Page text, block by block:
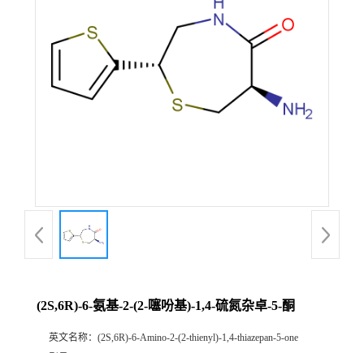
(2S,6R)-6-氨基-2-(2-噻吩基)-1,4-硫氮杂卓-5-酮
英文名称： (2S,6R)-6-Amino-2-(2-thienyl)-1,4-thiazepan-5-one